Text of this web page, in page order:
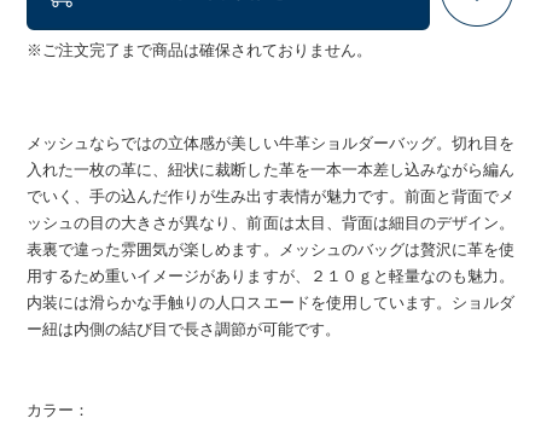
※ご注文完了まで商品は確保されておりません。
メッシュならではの立体感が美しい牛革ショルダーバッグ。切れ目を
入れた一枚の革に、紐状に裁断した革を一本一本差し込みながら編ん
でいく、手の込んだ作りが生み出す表情が魅力です。前面と背面でメ
ッシュの目の大きさが異なり、前面は太目、背面は細目のデザイン。
表裏で違った雰囲気が楽しめます。メッシュのバッグは贅沢に革を使
用するため重いイメージがありますが、２１０ｇと軽量なのも魅力。
内装には滑らかな手触りの人口スエードを使用しています。ショルダ
ー紐は内側の結び目で長さ調節が可能です。
カラー：